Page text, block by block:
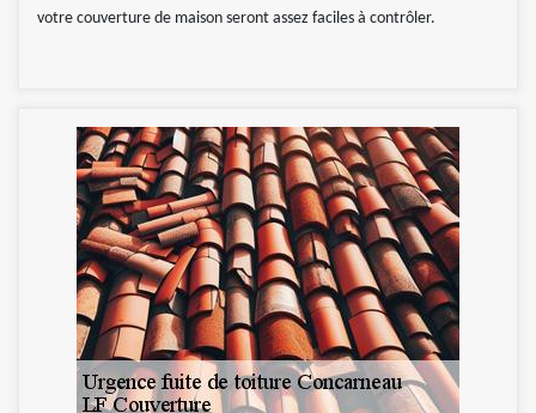
votre couverture de maison seront assez faciles à contrôler.